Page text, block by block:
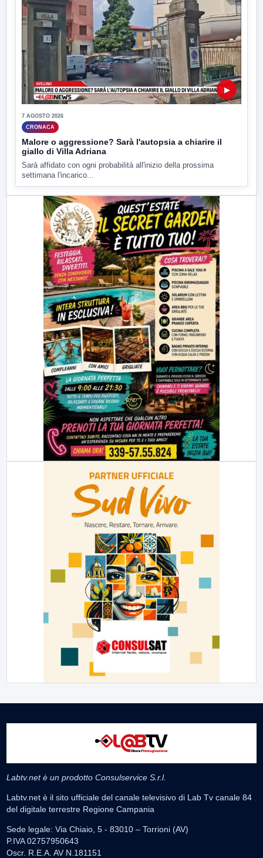
▶
7 AGOSTO 2026
CRONACA
Malore o aggressione? Sarà l'autopsia a chiarire il
giallo di Villa Adriana
Sarà affidato con ogni probabilità all'inizio della prossima
settimana l'incarico...
Labtv.net è un prodotto Consulservice S.r.l.
Labtv.net è il sito ufficiale del canale televisivo di Lab Tv canale 84
del digitale terrestre Regione Campania
Sede legale: Via Chiaio, 5 - 83010 – Torrioni (AV)
P.IVA 02757950643
Oscr. R.E.A. AV N.181151